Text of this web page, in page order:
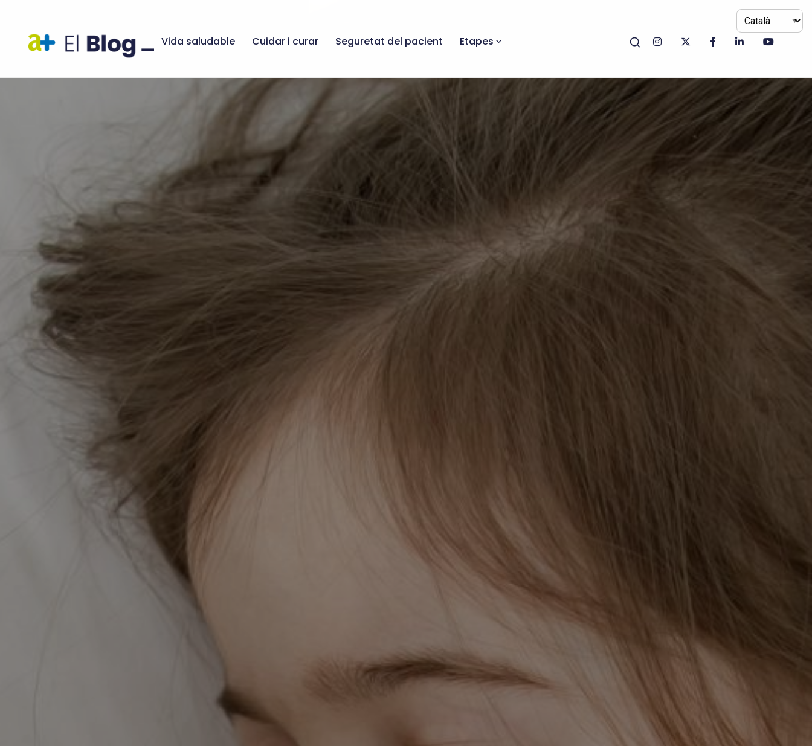
Vida saludable Cuidar i curar Seguretat del pacient Etapes